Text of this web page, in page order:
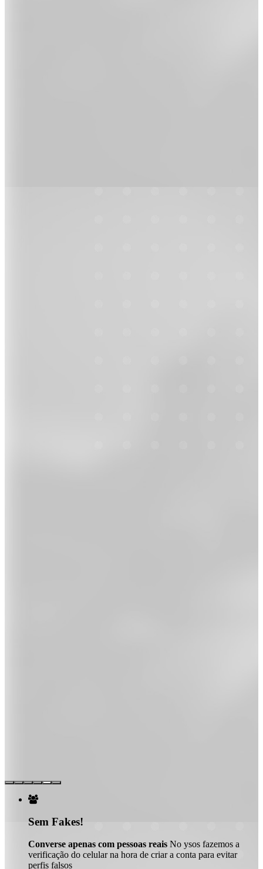

Sem Fakes!
Converse apenas com pessoas reais No ysos fazemos a
verificação do celular na hora de criar a conta para evitar
perfis falsos